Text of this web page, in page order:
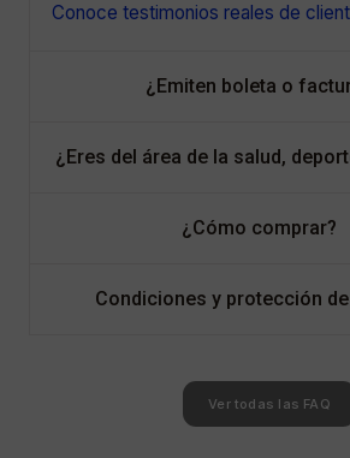
Conoce testimonios reales de
¿Emiten boleta o
¿Eres del área de la salud,
¿Cómo comprar?
Condiciones y protección
Ver todas las FAQ